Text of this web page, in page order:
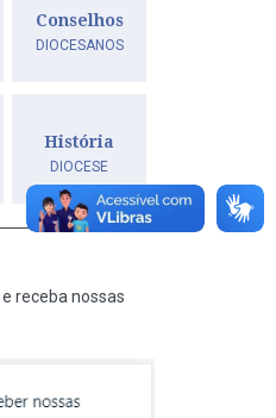
Conselhos
DIOCESANOS
História
DIOCESE
e receba nossas